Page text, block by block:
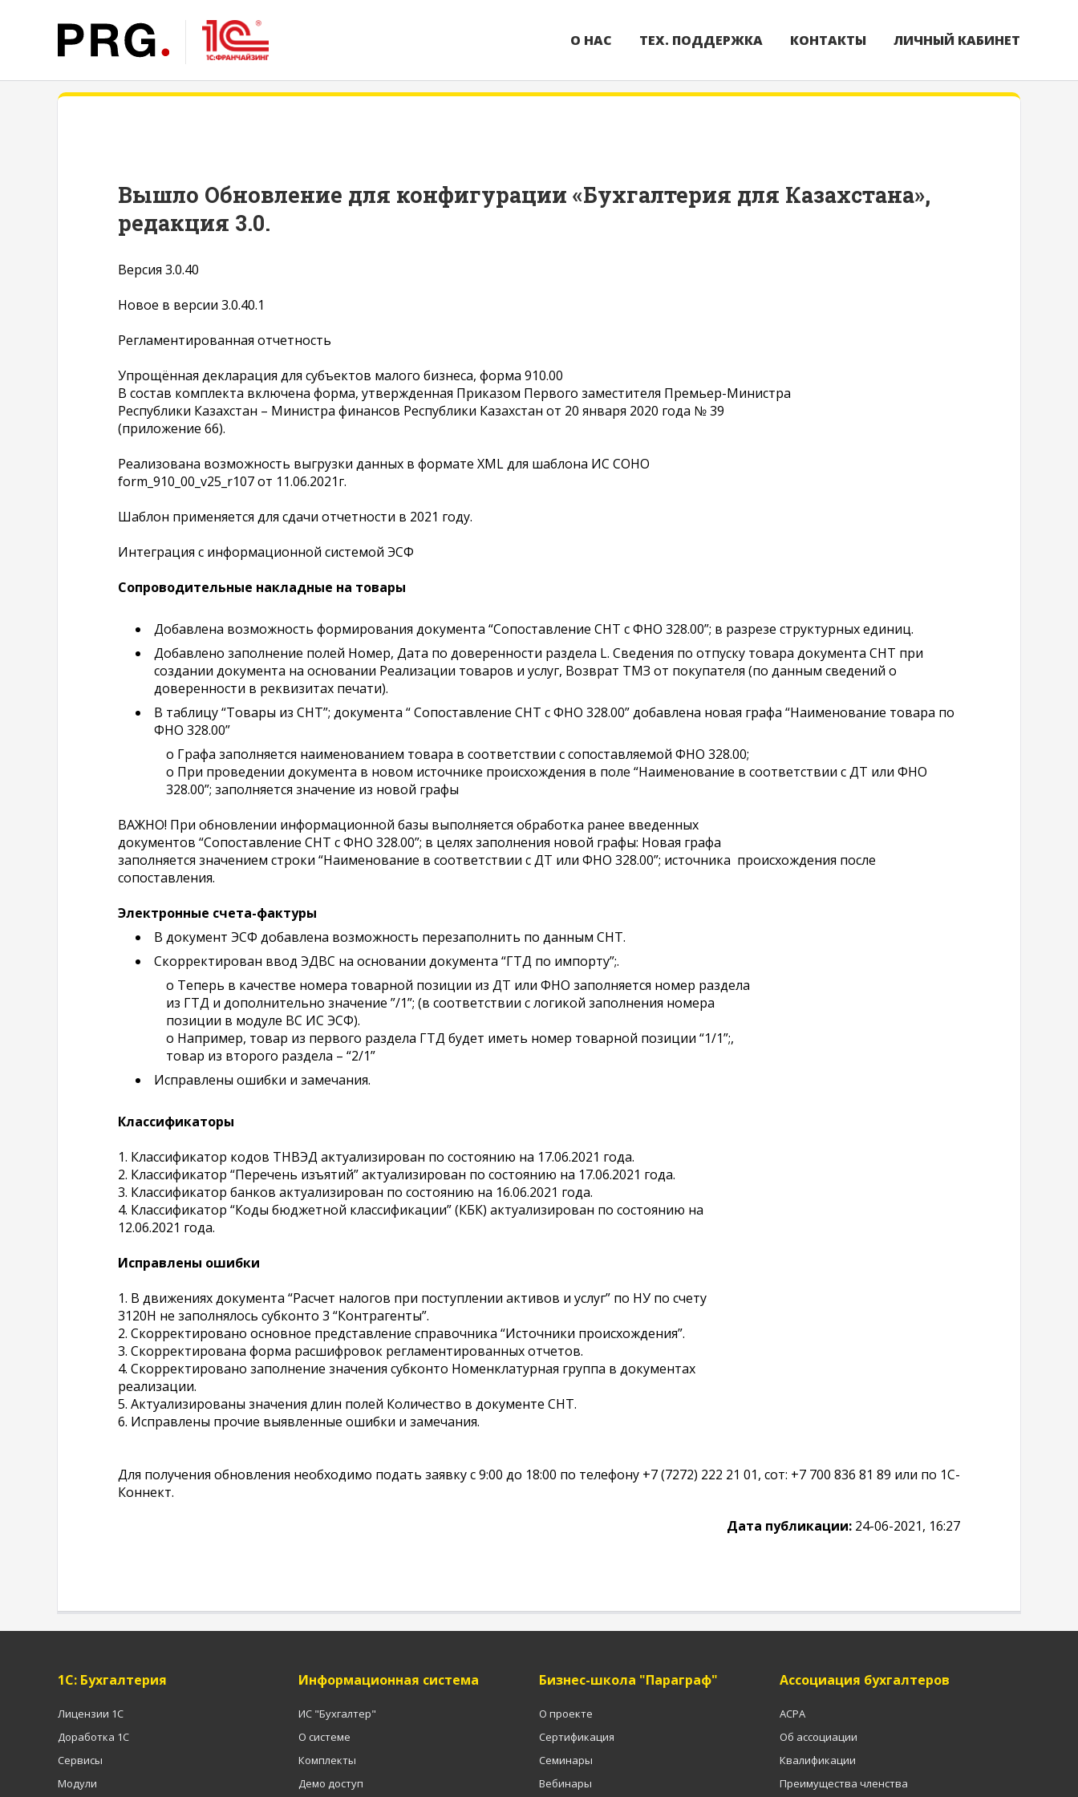
О НАС ТЕХ. ПОДДЕРЖКА КОНТАКТЫ ЛИЧНЫЙ КАБИНЕТ
Вышло Обновление для конфигурации «Бухгалтерия для Казахстана»,
редакция 3.0.
Версия 3.0.40
Новое в версии 3.0.40.1
Регламентированная отчетность
Упрощённая декларация для субъектов малого бизнеса, форма 910.00
В состав комплекта включена форма, утвержденная Приказом Первого заместителя Премьер-Министра
Республики Казахстан – Министра финансов Республики Казахстан от 20 января 2020 года № 39
(приложение 66).
Реализована возможность выгрузки данных в формате XML для шаблона ИС СОНО
form_910_00_v25_r107 от 11.06.2021г.
Шаблон применяется для сдачи отчетности в 2021 году.
Интеграция с информационной системой ЭСФ
Сопроводительные накладные на товары
Добавлена возможность формирования документа “Сопоставление СНТ с ФНО 328.00”; в разрезе структурных единиц.
Добавлено заполнение полей Номер, Дата по доверенности раздела L. Сведения по отпуску товара документа СНТ при
создании документа на основании Реализации товаров и услуг, Возврат ТМЗ от покупателя (по данным сведений о
доверенности в реквизитах печати).
В таблицу “Товары из СНТ”; документа “ Сопоставление СНТ с ФНО 328.00” добавлена новая графа “Наименование товара по
ФНО 328.00”
o Графа заполняется наименованием товара в соответствии с сопоставляемой ФНО 328.00;
o При проведении документа в новом источнике происхождения в поле “Наименование в соответствии с ДТ или ФНО
328.00”; заполняется значение из новой графы
ВАЖНО! При обновлении информационной базы выполняется обработка ранее введенных
документов “Сопоставление СНТ с ФНО 328.00”; в целях заполнения новой графы: Новая графа
заполняется значением строки “Наименование в соответствии с ДТ или ФНО 328.00”; источника происхождения после
сопоставления.
Электронные счета-фактуры
В документ ЭСФ добавлена возможность перезаполнить по данным СНТ.
Скорректирован ввод ЭДВС на основании документа “ГТД по импорту”;.
o Теперь в качестве номера товарной позиции из ДТ или ФНО заполняется номер раздела
из ГТД и дополнительно значение ”/1”; (в соответствии с логикой заполнения номера
позиции в модуле ВС ИС ЭСФ).
o Например, товар из первого раздела ГТД будет иметь номер товарной позиции “1/1”;,
товар из второго раздела – “2/1”
Исправлены ошибки и замечания.
Классификаторы
1. Классификатор кодов ТНВЭД актуализирован по состоянию на 17.06.2021 года.
2. Классификатор “Перечень изъятий” актуализирован по состоянию на 17.06.2021 года.
3. Классификатор банков актуализирован по состоянию на 16.06.2021 года.
4. Классификатор “Коды бюджетной классификации” (КБК) актуализирован по состоянию на
12.06.2021 года.
Исправлены ошибки
1. В движениях документа “Расчет налогов при поступлении активов и услуг” по НУ по счету
3120Н не заполнялось субконто 3 “Контрагенты”.
2. Скорректировано основное представление справочника “Источники происхождения”.
3. Скорректирована форма расшифровок регламентированных отчетов.
4. Скорректировано заполнение значения субконто Номенклатурная группа в документах
реализации.
5. Актуализированы значения длин полей Количество в документе СНТ.
6. Исправлены прочие выявленные ошибки и замечания.
Для получения обновления необходимо подать заявку с 9:00 до 18:00 по телефону +7 (7272) 222 21 01, сот: +7 700 836 81 89 или по 1С-
Коннект.
Дата публикации: 24-06-2021, 16:27
1C: Бухгалтерия
Лицензии 1С
Доработка 1С
Сервисы
Модули
Информационная система
ИС "Бухгалтер"
О системе
Комплекты
Демо доступ
Бизнес-школа "Параграф"
О проекте
Сертификация
Семинары
Вебинары
Ассоциация бухгалтеров
ACPA
Об ассоциации
Квалификации
Преимущества членства